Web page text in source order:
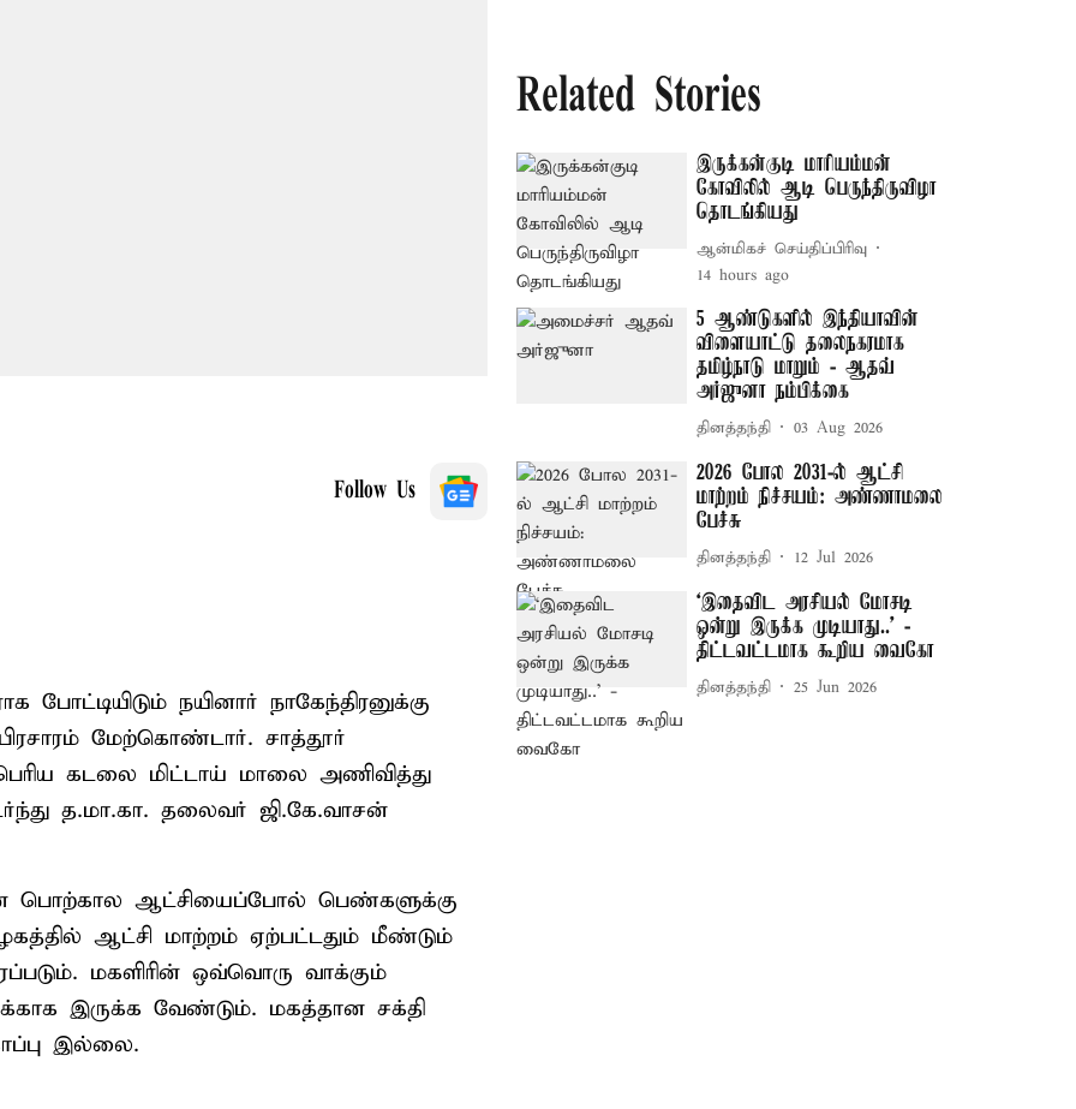
Follow Us
போட்டியிடும் நயினார் நாகேந்திரனுக்கு
மேற்கொண்டார். சாத்தூர்
கடலை மிட்டாய் மாலை அணிவித்து
த.மா.கா. தலைவர் ஜி.கே.வாசன்
பொற்கால ஆட்சியைப்போல் பெண்களுக்கு
ஆட்சி மாற்றம் ஏற்பட்டதும் மீண்டும்
மகளிரின் ஒவ்வொரு வாக்கும்
இருக்க வேண்டும். மகத்தான சக்தி
இல்லை.
Related Stories
இருக்கன்குடி மாரியம்மன்
கோவிலில் ஆடி பெருந்திருவிழா
தொடங்கியது
ஆன்மிகச் செய்திப்பிரிவு
14 hours ago
5 ஆண்டுகளில் இந்தியாவின்
விளையாட்டு தலைநகரமாக
தமிழ்நாடு மாறும் - ஆதவ்
அர்ஜுனா நம்பிக்கை
தினத்தந்தி 03 Aug 2026
2026 போல 2031-ல் ஆட்சி
மாற்றம் நிச்சயம்: அண்ணாமலை
பேச்சு
தினத்தந்தி 12 Jul 2026
‘இதைவிட அரசியல் மோசடி
ஒன்று இருக்க முடியாது..’ -
திட்டவட்டமாக கூறிய வைகோ
தினத்தந்தி 25 Jun 2026